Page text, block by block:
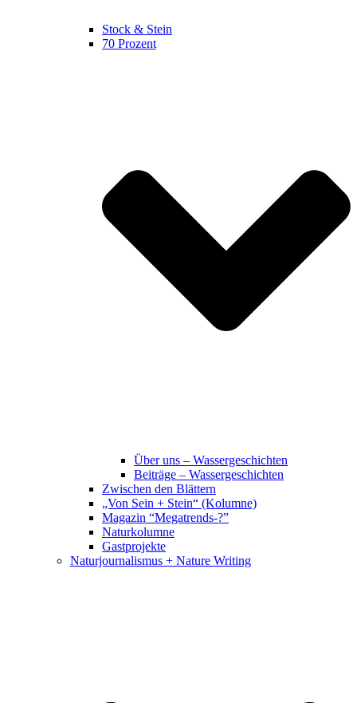
Stock & Stein
70 Prozent
Über uns – Wassergeschichten
Beiträge – Wassergeschichten
Zwischen den Blättern
„Von Sein + Stein“ (Kolumne)
Magazin “Megatrends-?”
Naturkolumne
Gastprojekte
Naturjournalismus + Nature Writing